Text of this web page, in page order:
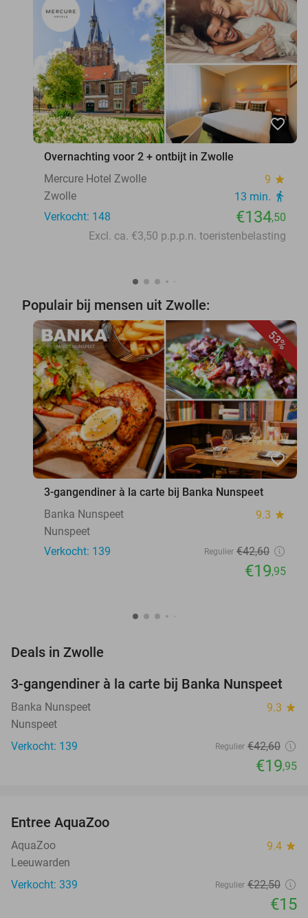
favorite_border
Overnachting voor 2 + ontbijt in Zwolle
Mercure Hotel Zwolle
9 star
Zwolle 13 min. directions_walk
Verkocht: 148 €134,50
Excl. ca. €3,50 p.p.p.n. toeristenbelasting
Populair bij mensen uit Zwolle:
53%
favorite_border
3-gangendiner à la carte bij Banka Nunspeet
Banka Nunspeet
9.3 star
Nunspeet
Verkocht: 139
Regulier €42,60
€19,95
Deals in Zwolle
53%
3-gangendiner à la carte bij Banka Nunspeet
Banka Nunspeet 9.3 star
Nunspeet
Verkocht: 139
Regulier €42,60
€19,95
TODAY
Entree AquaZoo
AquaZoo 9.4 star
Leeuwarden
Verkocht: 339
Regulier €22,50
€15